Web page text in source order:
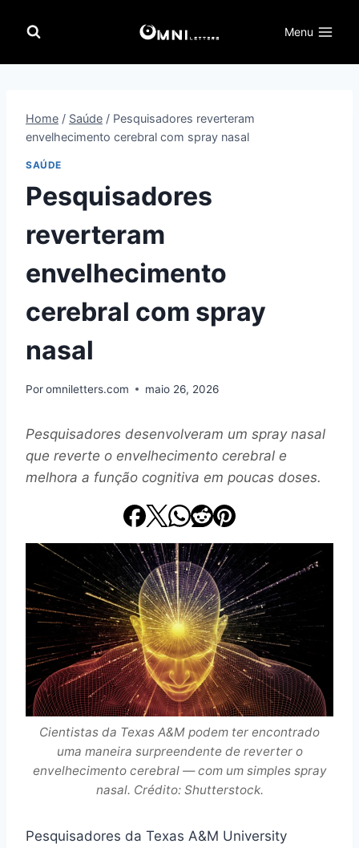
para
Menu
Home / Saúde / Pesquisadores reverteram
envelhecimento cerebral com spray nasal
SAÚDE
Pesquisadores
reverteram
envelhecimento
cerebral com spray
nasal
Poromniletters.com maio 26, 2026
Pesquisadores desenvolveram um spray nasal
que reverte o envelhecimento cerebral e
melhora a função cognitiva em poucas doses.
Cientistas da Texas A&M podem ter encontrado
uma maneira surpreendente de reverter o
envelhecimento cerebral — com um simples spray
nasal. Crédito: Shutterstock.
Pesquisadores da Texas A&M University